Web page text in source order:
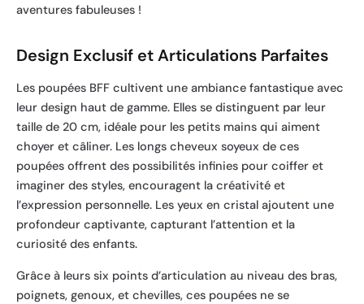
aventures fabuleuses !
Design Exclusif et Articulations Parfaites
Les poupées BFF cultivent une ambiance fantastique avec
leur design haut de gamme. Elles se distinguent par leur
taille de 20 cm, idéale pour les petits mains qui aiment
choyer et câliner. Les longs cheveux soyeux de ces
poupées offrent des possibilités infinies pour coiffer et
imaginer des styles, encouragent la créativité et
l’expression personnelle. Les yeux en cristal ajoutent une
profondeur captivante, capturant l’attention et la
curiosité des enfants.
Grâce à leurs six points d’articulation au niveau des bras,
poignets, genoux, et chevilles, ces poupées ne se